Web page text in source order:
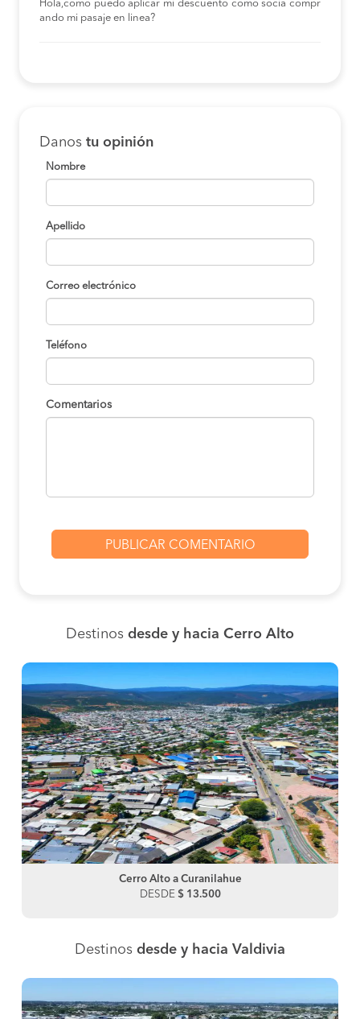
Hola,como puedo aplicar mi descuento como socia compr
ando mi pasaje en linea?
Danos tu opinión
Nombre
Apellido
Correo electrónico
Teléfono
Comentarios
Destinos desde y hacia Cerro Alto
Cerro Alto a Curanilahue
DESDE $ 13.500
Destinos desde y hacia Valdivia